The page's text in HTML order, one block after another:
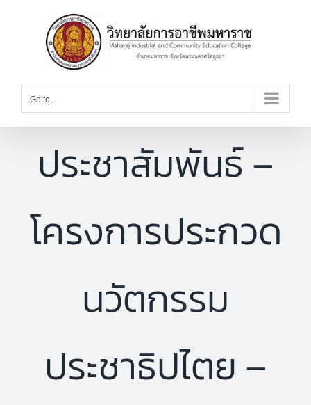
Go to...
ประชาสัมพันธ์ –
โครงการประกวด
นวัตกรรม
ประชาธิปไตย –